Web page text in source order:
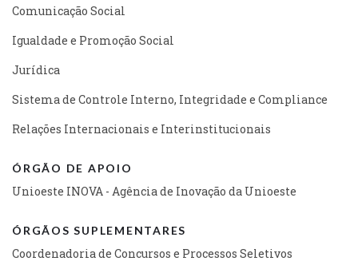
Comunicação Social
Igualdade e Promoção Social
Jurídica
Sistema de Controle Interno, Integridade e Compliance
Relações Internacionais e Interinstitucionais
ÓRGÃO DE APOIO
Unioeste INOVA - Agência de Inovação da Unioeste
ÓRGÃOS SUPLEMENTARES
Coordenadoria de Concursos e Processos Seletivos